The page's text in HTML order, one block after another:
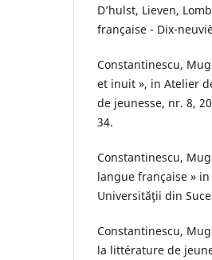
D’hulst, Lieven,
française - Dix-
Constantinescu,
et inuit », in Atelier
de jeunesse, nr. 8,
34.
Constantinescu,
langue française »
Universităţii din
Constantinescu,
la littérature de